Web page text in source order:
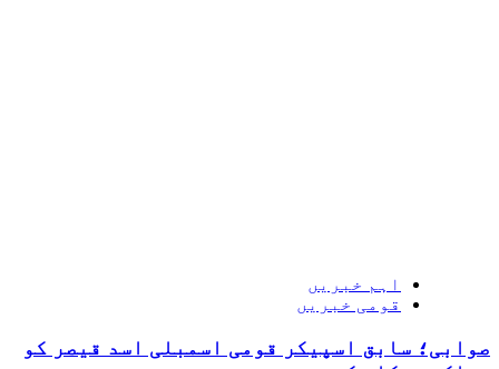
اہم خبریں
قومی خبریں
صوابی؛ سابق اسپیکر قومی اسمبلی اسد قیصر کو